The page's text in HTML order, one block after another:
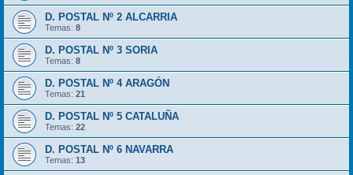
D. POSTAL Nº 2 ALCARRIA
Temas: 8
D. POSTAL Nº 3 SORIA
Temas: 8
D. POSTAL Nº 4 ARAGÓN
Temas: 21
D. POSTAL Nº 5 CATALUÑA
Temas: 22
D. POSTAL Nº 6 NAVARRA
Temas: 13